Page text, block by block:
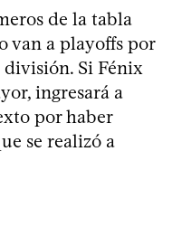
de la tabla
van a playoffs por
Si Fénix
ingresará a
por haber
se realizó a